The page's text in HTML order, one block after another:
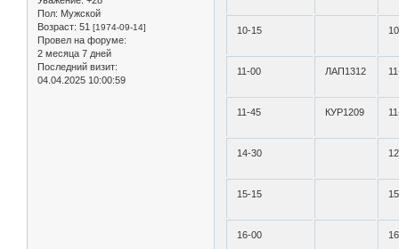
Пол: Мужской
Возраст: 51 [1974-09-14]
Провел на форуме:
2 месяца 7 дней
Последний визит:
04.04.2025 10:00:59
10-15
11-00 ЛАП1312
11-45 КУР1209
14-30
15-15
16-00